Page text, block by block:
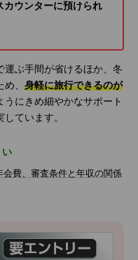
カウンターに預けられ
運ぶ手間が省けるほか、冬
、 身軽に旅行できるのが
にきめ細やかなサポート
ています。
い
費、審査条件と年収の関係